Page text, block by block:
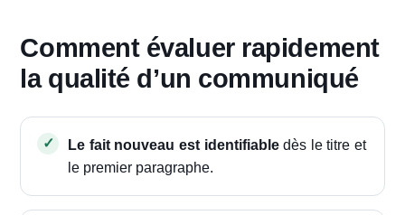
Comment évaluer rapidement
la qualité d’un communiqué
Le fait nouveau est identifiabledès le titre et
le premier paragraphe.